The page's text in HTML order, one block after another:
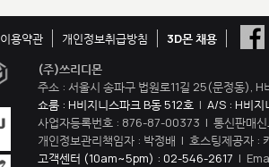
이용약관 개인정보취급방침
3D몬 채용
(주)쓰리디몬
주소 : 서울시 송파구 법원로11길 25(문정동),
쇼룸 : H비지니스파크 B동 512호 | A/S : H비지
사업자등록번호 : 876-87-00373 | 통신판매
개인정보관리책임자 : 박정배 | 호스팅제공자 :
고객센터 (10am~5pm) : 02-546-2617 |